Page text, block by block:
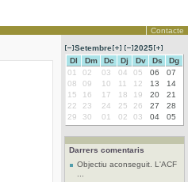
Contacte
Setembre
2025
Dl
Dm Dc Dj Dv Ds
Dg
01
02 03 04 05 06
07
08
09 10 11 12 13
14
15
16 17 18 19 20
21
22
23 24 25 26 27
28
29
30 01 02 03 04 05
Darrers comentaris
Objectiu aconseguit. L'ACF